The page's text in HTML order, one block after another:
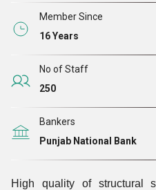
Member Since
16 Years
No of Staff
250
Bankers
Punjab National Bank
High quality of structural